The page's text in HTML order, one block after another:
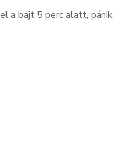
a bajt 5 perc alatt, pánik